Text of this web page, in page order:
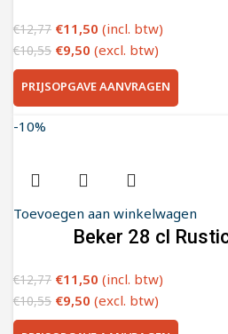
€12,77 €11,50 (incl. btw)
€10,55 €9,50 (excl. btw)
PRIJSOPGAVE AANVRAGEN
-10%
Toevoegen aan winkelwagen
Beker 28 cl
€12,77 €11,50 (incl. btw)
€10,55 €9,50 (excl. btw)